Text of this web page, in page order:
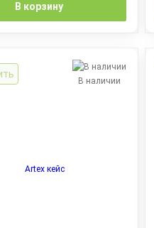
В корзину
В наличии